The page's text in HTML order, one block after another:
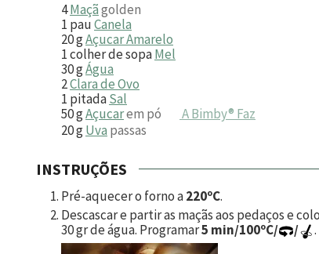
4Maçãgolden
1 pauCanela
20gAçucar Amarelo
1colher de sopaMel
30gÁgua
2Clara de Ovo
1 pitadaSal
50gAçucarem pó
A Bimby® Faz
20gUva passas
INSTRUÇÕES
Pré-aquecer o forno a220ºC.
Descascar e partir as maçãs aos pedaços e
30 gr de água. Programar5 min/100ºC/ / .